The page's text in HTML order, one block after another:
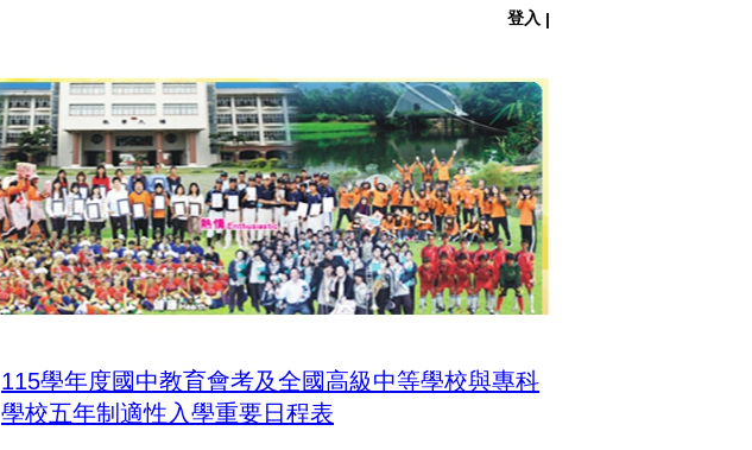
登入 |
115學年度國中教育會考及全國高級中等學校與專科
學校五年制適性入學重要日程表